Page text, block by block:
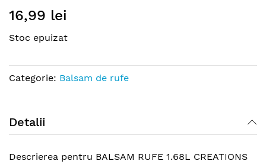
to
beginning
the
images
16,99 lei
Stoc epuizat
Categorie: Balsam de rufe
Detalii
Descrierea pentru BALSAM RUFE 1.68L CREATIONS